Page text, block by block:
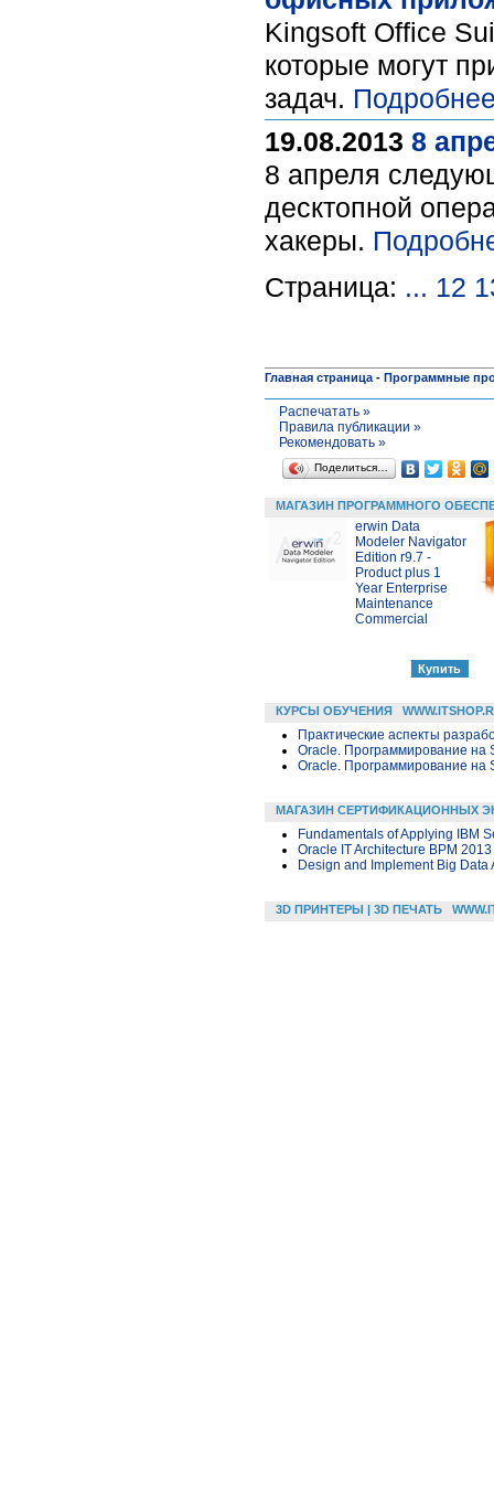
Kingsoft Office
которые могут
задач.
19.08.2013 8
8 апреля
десктопной
хакеры.
Страница: ... 12
Главная страница - Программные
Распечатать »
Правила публикации »
Рекомендовать »
Поделиться…
МАГАЗИН ПРОГРАММНОГО
erwin Data
Modeler Navigator
Edition r9.7 -
Product plus 1
Year Enterprise
Maintenance
Commercial
КУРСЫ ОБУЧЕНИЯ
Практические аспекты
Oracle. Программирование на
Oracle. Программирование на
МАГАЗИН СЕРТИФИКАЦИОННЫХ
Fundamentals of Applying IBM
Oracle IT Architecture BPM
Design and Implement Big Data
3D ПРИНТЕРЫ | 3D ПЕЧАТЬ